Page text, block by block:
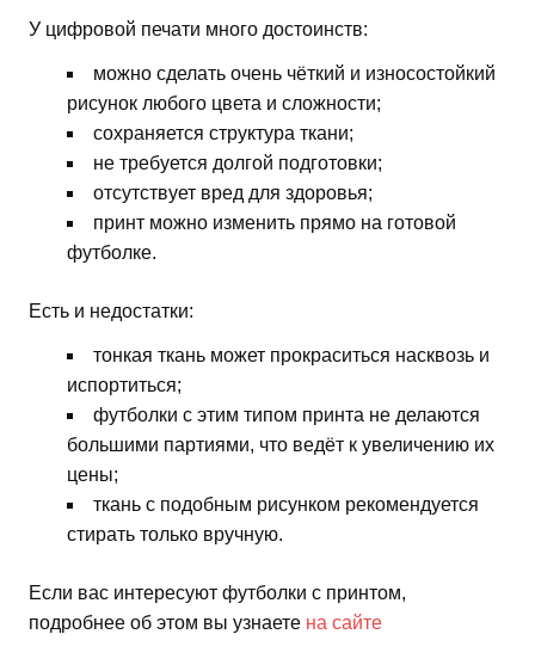
У цифровой печати много достоинств:
можно сделать очень чёткий и износостойкий
рисунок любого цвета и сложности;
сохраняется структура ткани;
не требуется долгой подготовки;
отсутствует вред для здоровья;
принт можно изменить прямо на готовой
футболке.
Есть и недостатки:
тонкая ткань может прокраситься насквозь и
испортиться;
футболки с этим типом принта не делаются
большими партиями, что ведёт к увеличению их
цены;
ткань с подобным рисунком рекомендуется
стирать только вручную.
Если вас интересуют футболки с принтом,
подробнее об этом вы узнаете на сайте